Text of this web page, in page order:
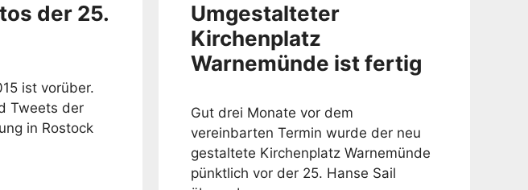
der 25.
ist vorüber.
Tweets der
in Rostock
Umgestalteter
Kirchenplatz
Warnemünde ist fertig
Gut drei Monate vor dem
vereinbarten Termin wurde der neu
gestaltete Kirchenplatz Warnemünde
pünktlich vor der 25. Hanse Sail